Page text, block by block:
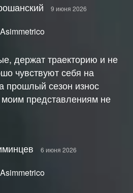
9 июня 2026
держат траекторию и не
чувствуют себя на
прошлый сезон износ
моим представлениям не
6 июня 2026